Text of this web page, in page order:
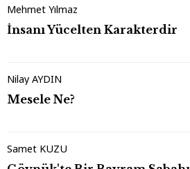
Mehmet Yılmaz
İnsanı Yücelten Karakterdir
Nilay AYDIN
Mesele Ne?
Samet KUZU